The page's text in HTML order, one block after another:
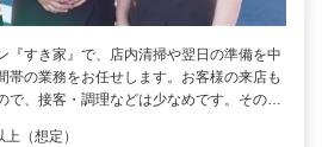
『すき家』で、店内清掃や翌日の準備を中
帯の業務をお任せします。お客様の来店も
で、接客・調理などは少なめです。その…
（想定）